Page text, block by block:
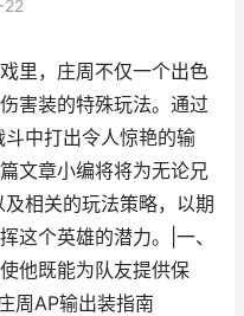
22
里，庄周不仅一个出色
害装的特殊玩法。通过
中打出令人惊艳的输
文章小编将将为无论兄
相关的玩法策略，以期
这个英雄的潜力。|一、
他既能为队友提供保
周AP输出装指南